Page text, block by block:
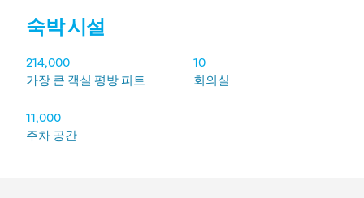
숙박 시설
숙박 시설
가장 큰 객실 평방 피트
214,000
회의실
10
주차 공간
11,000